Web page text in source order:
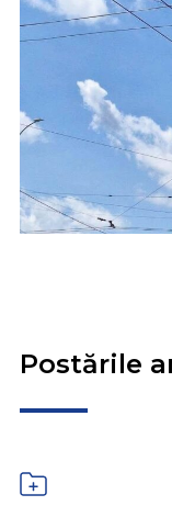
Postările